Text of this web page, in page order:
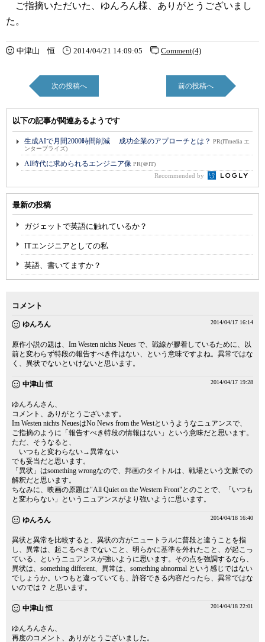
ご指摘いただいた、ゆんろん様、ありがとうございまし
た。
中津山 恒 2014/04/21 14:09:05 Comment(4)
次の投稿へ 前の投稿へ
以下の記事が関連あるようです
生成AIで月間2000時間削減 成功企業のアプローチとは？ PR(ITmedia エ
ンタープライズ)
AI時代に求められるエンジニア像 PR(＠IT)
Recommended by
最新の投稿
ガジェットで英語に触れているか？
ITエンジニアとしての私
英語、書いてますか？
コメント
ゆんろん 2014/04/17 16:14
原作小説の題は、Im Westen nichts Neues で、戦線が膠着しているために、以
前と変わらず特段の報告すべき件はない、という意味ですよね。異常ではな
く、異状でないといけないと思います。
中津山 恒 2014/04/17 19:28
ゆんろんさん、
コメント、ありがとうございます。
Im Westen nichts NeuesはNo News from the Westというようなニュアンスで、
ご指摘のように「報告すべき特段の情報はない」という意味だと思います。
ただ、そうなると、
いつもと変わらない→異常ない
でも妥当だと思います。
「異状」はsomething wrongなので、邦画のタイトルは、戦場という文脈での
解釈だと思います。
ちなみに、映画の原題は"All Quiet on the Western Front"とのことで、「いつも
と変わらない」というニュアンスがより強いように思います。
ゆんろん 2014/04/18 16:40
異状と異常を比較すると、異状の方がニュートラルに普段と違うことを指
し、異常は、起こるべきでないこと、明らかに基準を外れたこと、が起こっ
ている、というニュアンスが強いように思います。その点を強調するなら、
異状は、something different、異常は、something abnormal という感じではない
でしょうか。いつもと違っていても、許容できる内容だったら、異常ではな
いのでは？ と思います。
中津山 恒 2014/04/18 22:01
ゆんろんさん、
再度のコメント、ありがとうございました。